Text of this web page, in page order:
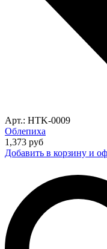
Арт.: HTK-0009
Облепиха
1,373 руб
Добавить в корзину и